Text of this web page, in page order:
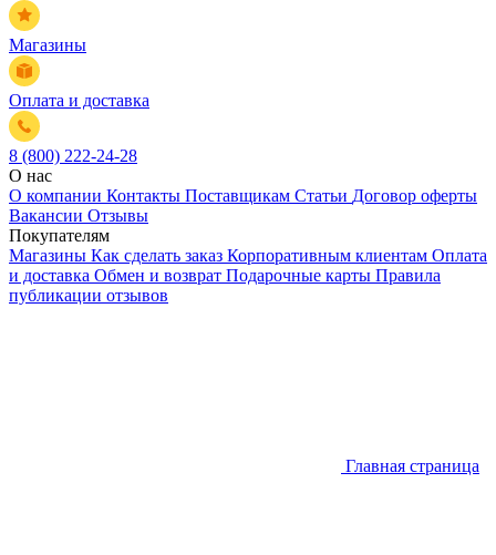
Магазины
Оплата и доставка
8 (800) 222-24-28
О нас
О компании Контакты Поставщикам Статьи Договор оферты
Вакансии Отзывы
Покупателям
Магазины Как сделать заказ Корпоративным клиентам Оплата
и доставка Обмен и возврат Подарочные карты Правила
публикации отзывов
Главная страница